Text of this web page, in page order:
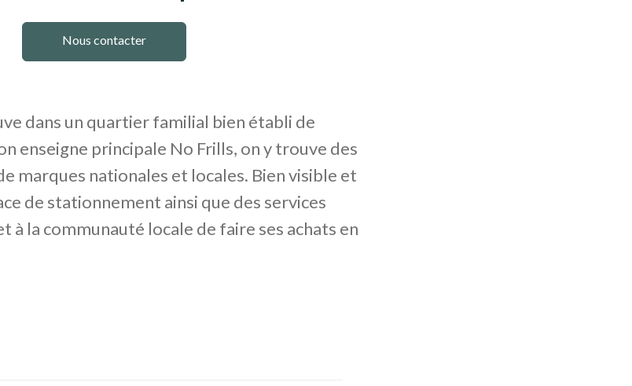
Nous contacter
dans un quartier familial bien établi de
enseigne principale No Frills, on y trouve des
marques nationales et locales. Bien visible et
de stationnement ainsi que des services
à la communauté locale de faire ses achats en